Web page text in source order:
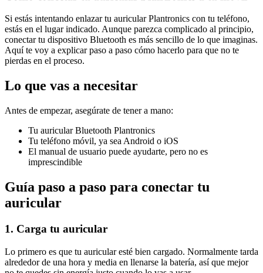
Si estás intentando enlazar tu auricular Plantronics con tu teléfono,
estás en el lugar indicado. Aunque parezca complicado al principio,
conectar tu dispositivo Bluetooth es más sencillo de lo que imaginas.
Aquí te voy a explicar paso a paso cómo hacerlo para que no te
pierdas en el proceso.
Lo que vas a necesitar
Antes de empezar, asegúrate de tener a mano:
Tu auricular Bluetooth Plantronics
Tu teléfono móvil, ya sea Android o iOS
El manual de usuario puede ayudarte, pero no es
imprescindible
Guía paso a paso para conectar tu
auricular
1. Carga tu auricular
Lo primero es que tu auricular esté bien cargado. Normalmente tarda
alrededor de una hora y media en llenarse la batería, así que mejor